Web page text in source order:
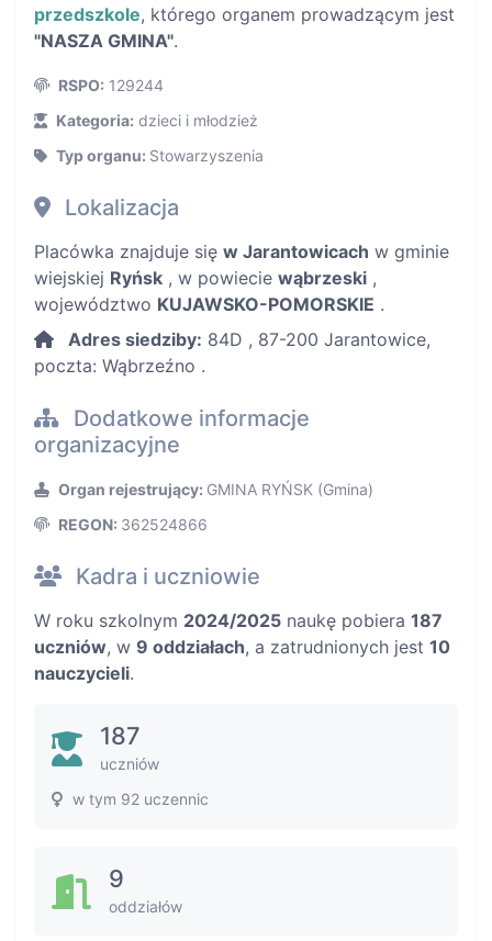
przedszkole, którego organem prowadzącym jest
"NASZA GMINA".
RSPO: 129244
Kategoria: dzieci i młodzież
Typ organu: Stowarzyszenia
Lokalizacja
Placówka znajduje się w Jarantowicach w gminie
wiejskiej Ryńsk , w powiecie wąbrzeski ,
województwo KUJAWSKO-POMORSKIE .
Adres siedziby: 84D , 87-200 Jarantowice,
poczta: Wąbrzeźno .
Dodatkowe informacje
organizacyjne
Organ rejestrujący: GMINA RYŃSK (Gmina)
REGON: 362524866
Kadra i uczniowie
W roku szkolnym 2024/2025 naukę pobiera 187
uczniów, w 9 oddziałach, a zatrudnionych jest 10
nauczycieli.
187
uczniów
w tym 92 uczennic
9
oddziałów